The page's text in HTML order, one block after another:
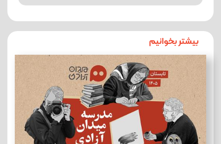
بیشتر بخوانیم